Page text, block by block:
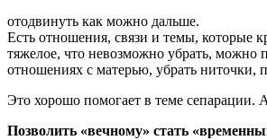
отодвинуть как можно дальше.
Есть отношения, связи и темы, которые
тяжелое, что невозможно убрать, можно
отношениях с матерью, убрать ниточки,
Это хорошо помогает в теме сепарации.
Позволить «вечному» стать